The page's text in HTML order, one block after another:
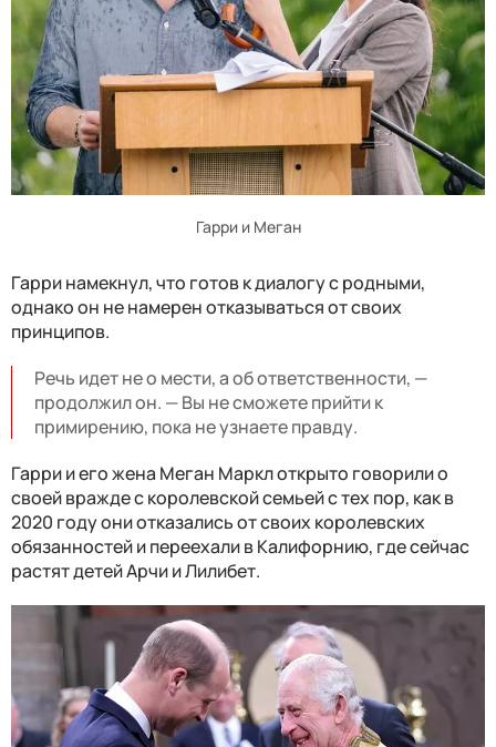
Гарри и Меган
Гарри намекнул, что готов к диалогу с родными,
однако он не намерен отказываться от своих
принципов.
Речь идет не о мести, а об ответственности, —
продолжил он. — Вы не сможете прийти к
примирению, пока не узнаете правду.
Гарри и его жена Меган Маркл открыто говорили о
своей вражде с королевской семьей с тех пор, как в
2020 году они отказались от своих королевских
обязанностей и переехали в Калифорнию, где сейчас
растят детей Арчи и Лилибет.